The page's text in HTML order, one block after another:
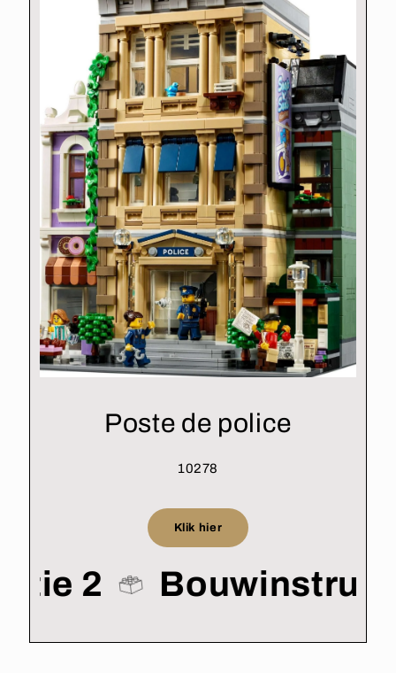
Poste de police
10278
Klik hier
2